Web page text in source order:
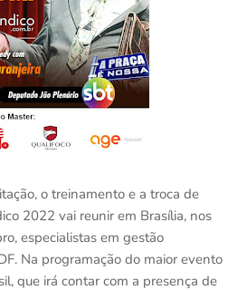
o treinamento e a troca de
2022 vai reunir em Brasília, nos
especialistas em gestão
Na programação do maior evento
que irá contar com a presença de